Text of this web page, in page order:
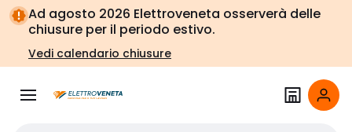
Vai alla
navigazione
Vai
alla
pagina
Ad agosto 2026 Elettroveneta osserverà delle
chiusure per il periodo estivo.
Vedi calendario chiusure